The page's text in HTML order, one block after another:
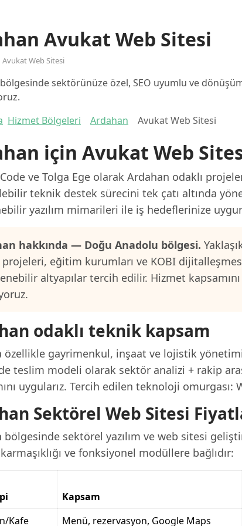
Avukat Web Sitesi
Avukat Web Sitesi
sektörünüze özel, SEO uyumlu ve
Hizmet Bölgeleri Ardahan Avukat Web Sitesi
için Avukat Web
ve Tolga Ege olarak Ardahan odaklı
teknik destek sürecini tek çatı altında
yazılım mimarileri ile iş hedeflerinize
hakkında — Doğu Anadolu bölgesi.
projeleri, eğitim kurumları ve KOBI
altyapılar tercih edilir. Hizmet
odaklı teknik kapsam
özellikle gayrimenkul, inşaat ve lojistik yönetimi
teslim modeli olarak sektör analizi + rakip
uygularız. Tercih edilen teknoloji omurgası:
Sektörel Web Sitesi
bölgesinde sektörel yazılım ve web sitesi
ve fonksiyonel modüllere bağlıdır:
Kapsam
Kafe
Menü, rezervasyon, Google Maps